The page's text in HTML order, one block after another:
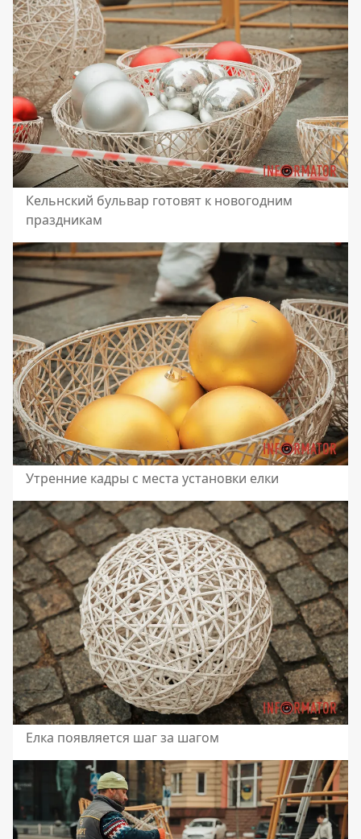
Кельнский бульвар готовят к новогодним
праздникам
Утренние кадры с места установки елки
Елка появляется шаг за шагом